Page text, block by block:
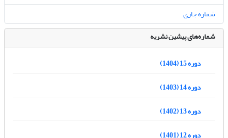
شماره جاری
شماره‌های پیشین نشریه
دوره 15 (1404)
دوره 14 (1403)
دوره 13 (1402)
دوره 12 (1401)